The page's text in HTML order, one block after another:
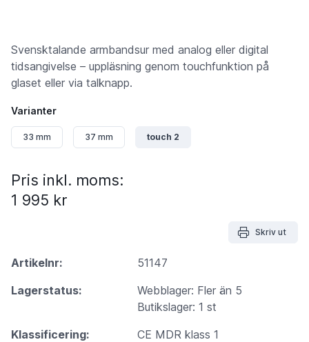
Svensktalande armbandsur med analog eller digital
tidsangivelse – uppläsning genom touchfunktion på
glaset eller via talknapp.
Varianter
33 mm 37 mm touch 2
Pris inkl. moms:
1 995 kr
Skriv ut
Artikelnr:
51147
Lagerstatus:
Webblager: Fler än 5
Butikslager: 1 st
Klassificering:
CE MDR klass 1